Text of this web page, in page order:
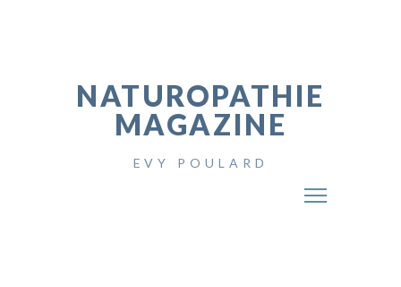
NATUROPATHIE
MAGAZINE
EVY POULARD